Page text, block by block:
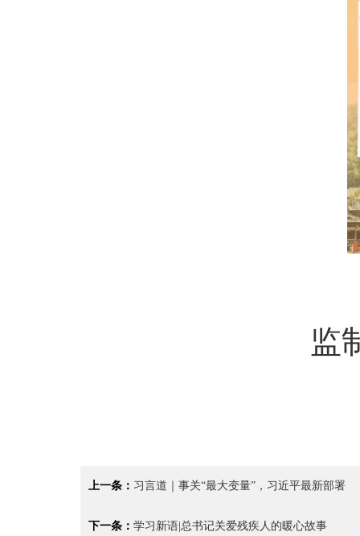
监
上一条： 习言道｜事关“最大变量”，习近平最新部署
下一条： 学习新语|总书记关爱残疾人的暖心故事